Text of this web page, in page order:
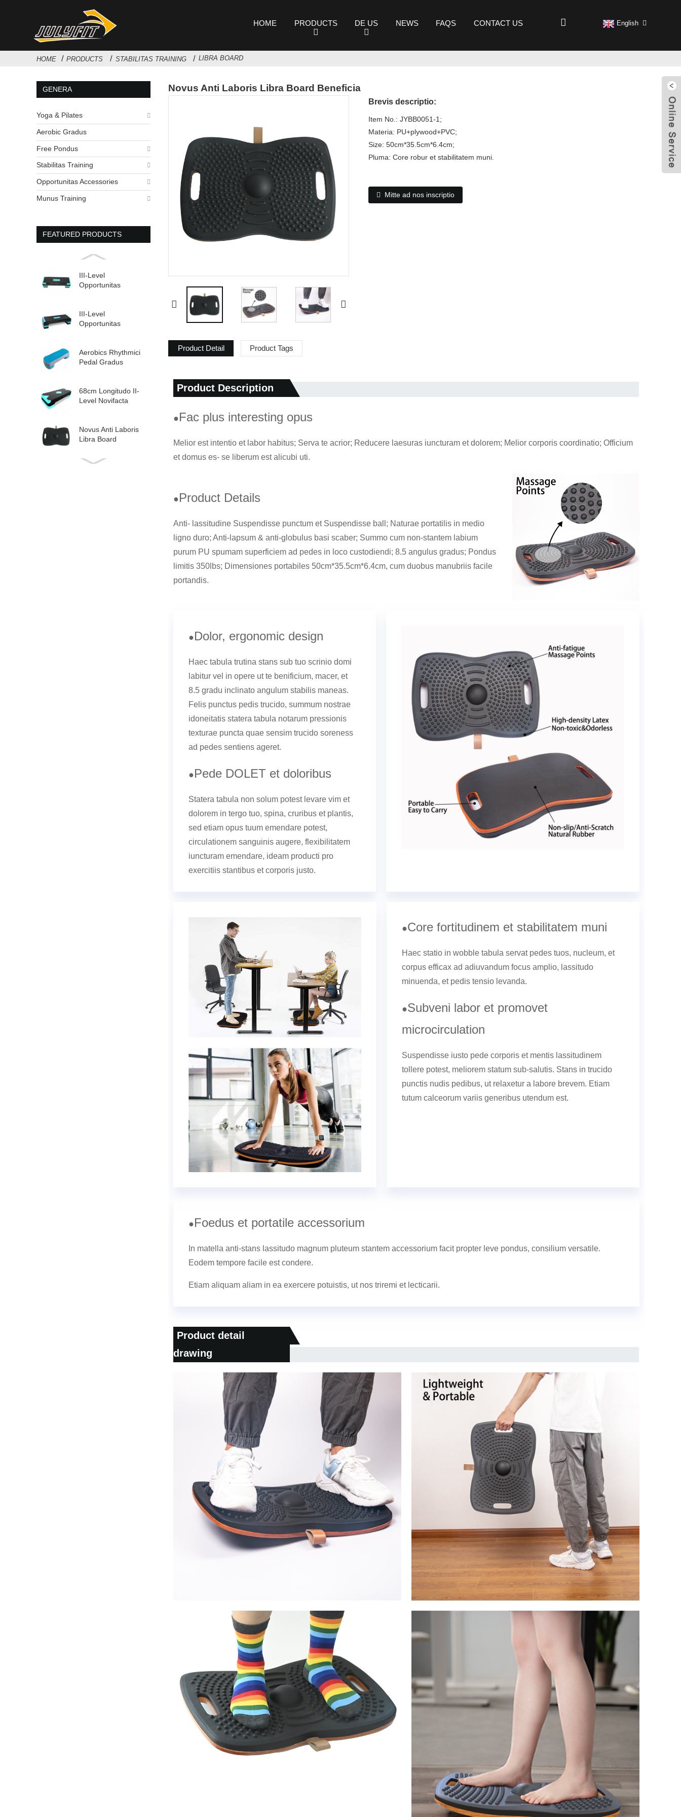
HOME PRODUCTS DE US NEWS FAQS CONTACT US English
HOME PRODUCTS STABILITAS TRAINING LIBRA BOARD
GENERA
Yoga & Pilates
Aerobic Gradus
Free Pondus
Stabilitas Training
Opportunitas Accessories
Munus Training
FEATURED PRODUCTS
III-Level
Opportunitas
Sancti ...
III-Level
Opportunitas
Sancti ...
Aerobics Rhythmici
Pedal Gradus
68cm Longitudo II-
Level Novifacta
Novus Anti Laboris
Libra Board
Novus Anti Laboris Libra Board Beneficia
Brevis descriptio:
Item No.: JYBB0051-1;
Materia: PU+plywood+PVC;
Size: 50cm*35.5cm*6.4cm;
Pluma: Core robur et stabilitatem muni.
Mitte ad nos inscriptio
Product Detail Product Tags
Product Description
●Fac plus interesting opus
Melior est intentio et labor habitus; Serva te acrior; Reducere laesuras iuncturam et dolorem; Melior corporis coordinatio; Officium
et domus es- se liberum est alicubi uti.
●Product Details
Anti- lassitudine Suspendisse punctum et Suspendisse ball; Naturae portatilis in medio
ligno duro; Anti-lapsum & anti-globulus basi scaber; Summo cum non-stantem labium
purum PU spumam superficiem ad pedes in loco custodiendi; 8.5 angulus gradus; Pondus
limitis 350lbs; Dimensiones portabiles 50cm*35.5cm*6.4cm, cum duobus manubriis facile
portandis.
●Dolor, ergonomic design
Haec tabula trutina stans sub tuo scrinio domi
labitur vel in opere ut te benificium, macer, et
8.5 gradu inclinato angulum stabilis maneas.
Felis punctus pedis trucido, summum nostrae
idoneitatis statera tabula notarum pressionis
texturae puncta quae sensim trucido soreness
ad pedes sentiens ageret.
●Pede DOLET et doloribus
Statera tabula non solum potest levare vim et
dolorem in tergo tuo, spina, cruribus et plantis,
sed etiam opus tuum emendare potest,
circulationem sanguinis augere, flexibilitatem
iuncturam emendare, ideam producti pro
exercitiis stantibus et corporis justo.
●Core fortitudinem et stabilitatem muni
Haec statio in wobble tabula servat pedes tuos, nucleum, et
corpus efficax ad adiuvandum focus amplio, lassitudo
minuenda, et pedis tensio levanda.
●Subveni labor et promovet
microcirculation
Suspendisse iusto pede corporis et mentis lassitudinem
tollere potest, meliorem statum sub-salutis. Stans in trucido
punctis nudis pedibus, ut relaxetur a labore brevem. Etiam
tutum calceorum variis generibus utendum est.
●Foedus et portatile accessorium
In matella anti-stans lassitudo magnum pluteum stantem accessorium facit propter leve pondus, consilium versatile.
Eodem tempore facile est condere.
Etiam aliquam aliam in ea exercere potuistis, ut nos triremi et lecticarii.
Product detail
drawing